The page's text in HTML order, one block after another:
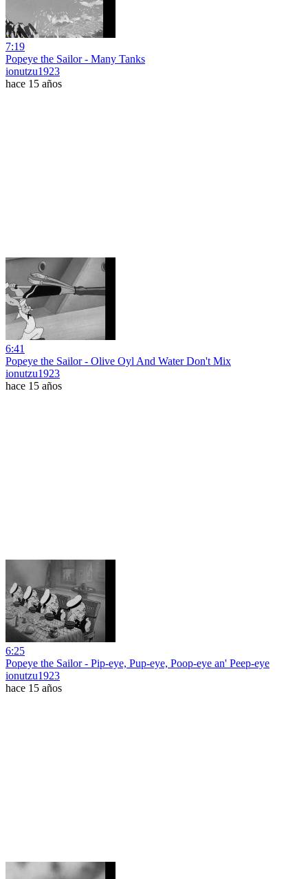
7:19
Popeye the Sailor - Many Tanks
ionutzu1923
hace 15 años
6:41
Popeye the Sailor - Olive Oyl And Water Don't Mix
ionutzu1923
hace 15 años
6:25
Popeye the Sailor - Pip-eye, Pup-eye, Poop-eye an' Peep-eye
ionutzu1923
hace 15 años